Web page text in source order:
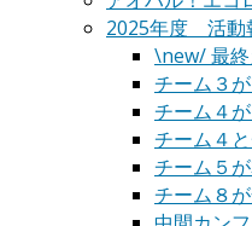
2025年度 活動
\new/ 最終
チーム３
チーム４
チーム４
チーム５
チーム８